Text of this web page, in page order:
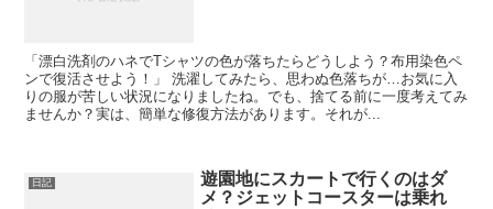
「漂白洗剤のハネでTシャツの色が落ちたらどうしよう？布用染色ペ
ンで復活させよう！」 洗濯してみたら、思わぬ色落ちが…お気に入
りの服が苦しい状況になりましたね。でも、捨てる前に一度考えてみ
ませんか？実は、簡単な修復方法があります。それが...
日記
遊園地にスカートで行くのはダ
メ？ジェットコースターは乗れ